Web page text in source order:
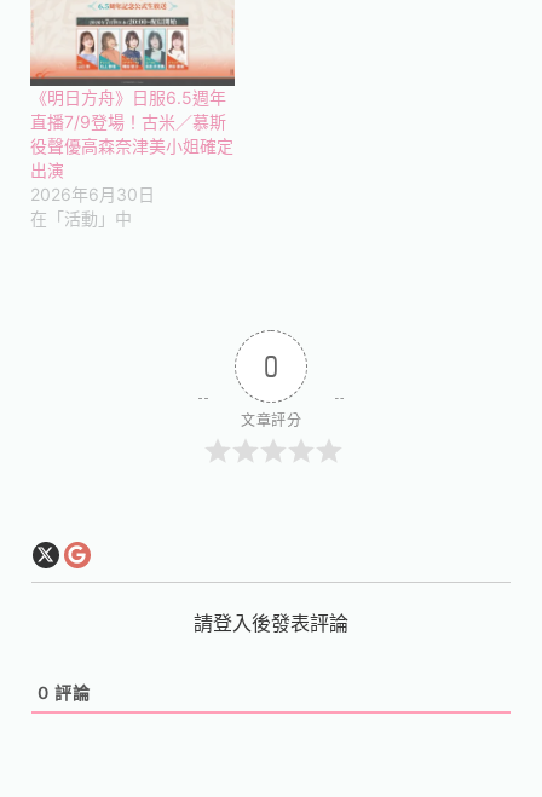
《明日方舟》日服6.5週年
直播7/9登場！古米／慕斯
役聲優高森奈津美小姐確定
出演
2026年6月30日
在「活動」中
0
文章評分
請登入後發表評論
0 評論